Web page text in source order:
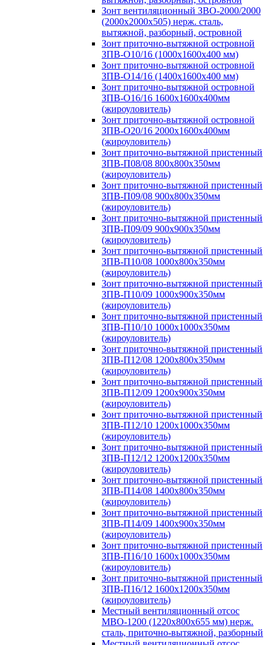
Зонт вентиляционный ЗВО-2000/2000
(2000х2000х505) нерж. сталь,
вытяжной, разборный, островной
Зонт приточно-вытяжной островной
ЗПВ-О10/16 (1000х1600х400 мм)
Зонт приточно-вытяжной островной
ЗПВ-О14/16 (1400х1600х400 мм)
Зонт приточно-вытяжной островной
ЗПВ-О16/16 1600х1600х400мм
(жироуловитель)
Зонт приточно-вытяжной островной
ЗПВ-О20/16 2000х1600х400мм
(жироуловитель)
Зонт приточно-вытяжной пристенный
ЗПВ-П08/08 800х800х350мм
(жироуловитель)
Зонт приточно-вытяжной пристенный
ЗПВ-П09/08 900х800х350мм
(жироуловитель)
Зонт приточно-вытяжной пристенный
ЗПВ-П09/09 900х900х350мм
(жироуловитель)
Зонт приточно-вытяжной пристенный
ЗПВ-П10/08 1000х800х350мм
(жироуловитель)
Зонт приточно-вытяжной пристенный
ЗПВ-П10/09 1000х900х350мм
(жироуловитель)
Зонт приточно-вытяжной пристенный
ЗПВ-П10/10 1000х1000х350мм
(жироуловитель)
Зонт приточно-вытяжной пристенный
ЗПВ-П12/08 1200х800х350мм
(жироуловитель)
Зонт приточно-вытяжной пристенный
ЗПВ-П12/09 1200х900х350мм
(жироуловитель)
Зонт приточно-вытяжной пристенный
ЗПВ-П12/10 1200х1000х350мм
(жироуловитель)
Зонт приточно-вытяжной пристенный
ЗПВ-П12/12 1200х1200х350мм
(жироуловитель)
Зонт приточно-вытяжной пристенный
ЗПВ-П14/08 1400х800х350мм
(жироуловитель)
Зонт приточно-вытяжной пристенный
ЗПВ-П14/09 1400х900х350мм
(жироуловитель)
Зонт приточно-вытяжной пристенный
ЗПВ-П16/10 1600х1000х350мм
(жироуловитель)
Зонт приточно-вытяжной пристенный
ЗПВ-П16/12 1600х1200х350мм
(жироуловитель)
Местный вентиляционный отсос
МВО-1200 (1220х800х655 мм) нерж.
сталь, приточно-вытяжной, разборный